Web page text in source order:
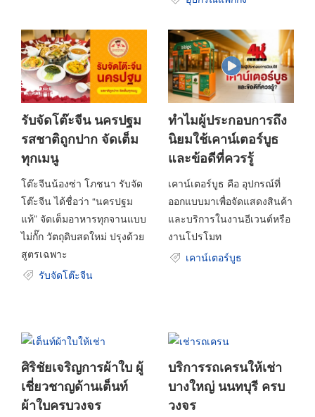
รับจัดโต๊ะจีน นครปฐม
รสชาติถูกปาก จัดเต็ม
ทุกเมนู
โต๊ะจีนน้องซ่า โภชนา รับจัด
โต๊ะจีน ได้ชื่อว่า “นครปฐม
แท้” จัดเต็มอาหารทุกจานแบบ
ไม่กั๊ก วัตถุดิบสดใหม่ ปรุงด้วย
สูตรเฉพาะ
รับจัดโต๊ะจีน
ทำไมผู้ประกอบการถึง
นิยมใช้เคาน์เตอร์บูธ
และข้อดีที่ควรรู้
เคาน์เตอร์บูธ คือ อุปกรณ์ที่
ออกแบบมาเพื่อจัดแสดงสินค้า
และบริการในงานอีเวนต์หรือ
งานโปรโมท
เคาน์เตอร์บูธ
ศิริชัยเจริญการผ้าใบ ผู้
เชี่ยวชาญด้านเต็นท์
ผ้าใบครบวงจร
บริการรถเครนให้เช่า
บางใหญ่ นนทบุรี ครบ
วงจร